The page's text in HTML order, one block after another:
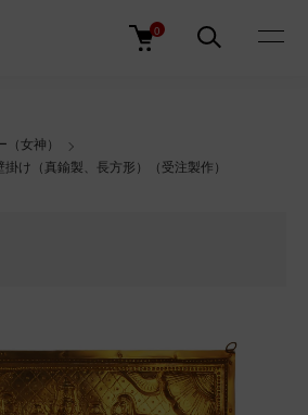
0
（女神）
け（真鍮製、長方形）（受注製作）